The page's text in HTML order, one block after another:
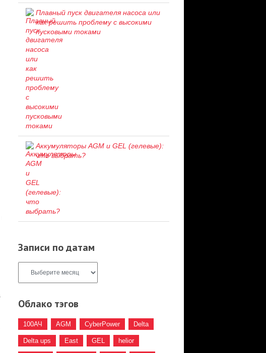
Плавный пуск двигателя насоса или
как решить проблему c высокими
пусковыми токами
Аккумуляторы AGM и GEL (гелевые):
что выбрать?
Записи по датам
Облако тэгов
100АЧ AGM CyberPower Delta
Delta ups East GEL helior